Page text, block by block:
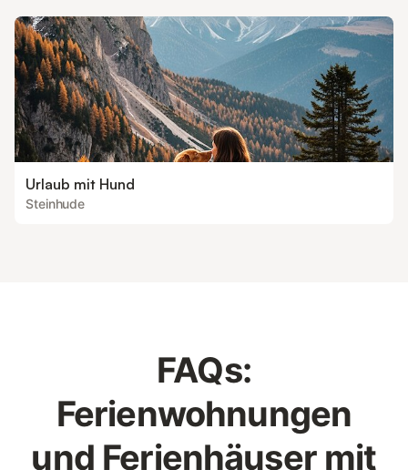
Urlaub mit Hund
Steinhude
FAQs:
Ferienwohnungen
und Ferienhäuser mit